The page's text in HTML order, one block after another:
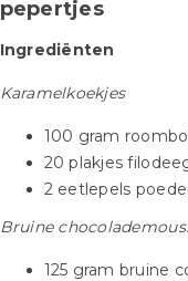
pepertjes
Ingrediënten
Karamelkoekjes
100 gram
20 plakjes
2 eetlepels
Bruine
125 gram bruine